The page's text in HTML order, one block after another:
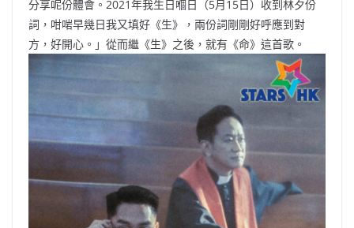
分享呢份體會。2021年我生日嗰日（5月15日）收到林夕份
詞，咁啱早幾日我又填好《生》，兩份詞剛剛好呼應到對
方，好開心。」從而繼《生》之後，就有《命》這首歌。